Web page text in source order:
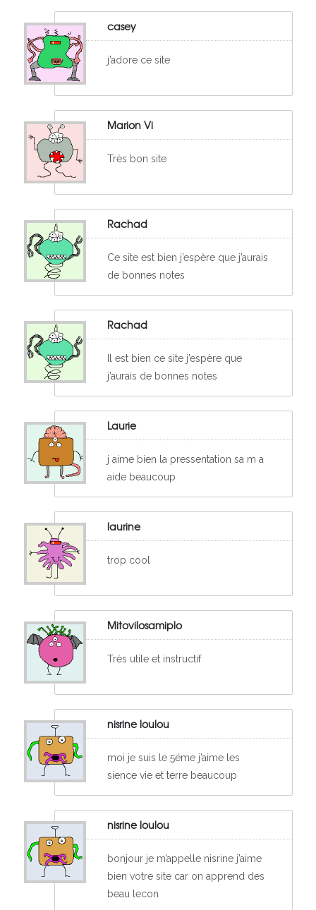
casey
j’adore ce site
Marion Vi
Très bon site
Rachad
Ce site est bien j’espère que j’aurais
de bonnes notes
Rachad
Il est bien ce site j’espère que
j’aurais de bonnes notes
Laurie
j aime bien la pressentation sa m a
aide beaucoup
laurine
trop cool
Mitovilosamiplo
Très utile et instructif
nisrine loulou
moi je suis le 5éme j’aime les
sience vie et terre beaucoup
nisrine loulou
bonjour je m’appelle nisrine j’aime
bien votre site car on apprend des
beau lecon